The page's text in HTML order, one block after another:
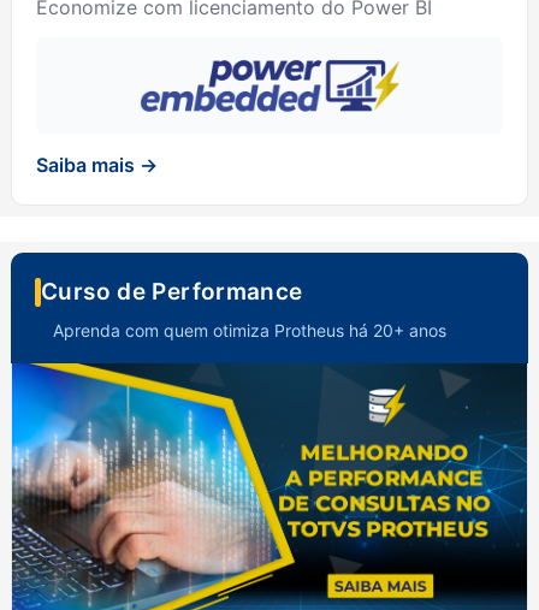
Economize com licenciamento do Power BI
Saiba mais →
Curso de Performance
Aprenda com quem otimiza Protheus há 20+ anos